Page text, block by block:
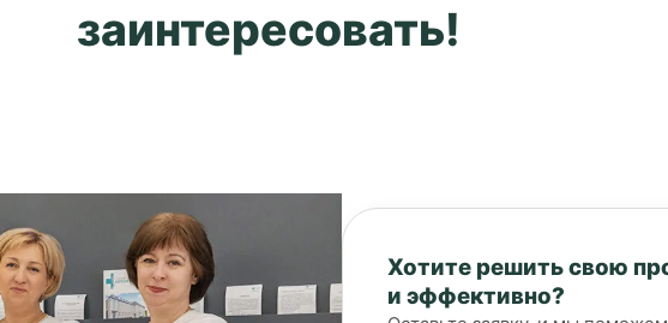
заинтересовать!
Хотите решить свою
и эффективно?